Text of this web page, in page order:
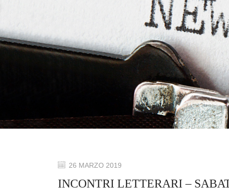
26 MARZO 2019
INCONTRI LETTERARI –